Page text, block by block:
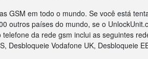
GSM em todo o mundo. Se você está
outros países do mundo, se o
da rede gsm inclui as seguintes
Desbloqueie Vodafone UK, Desbloqueie